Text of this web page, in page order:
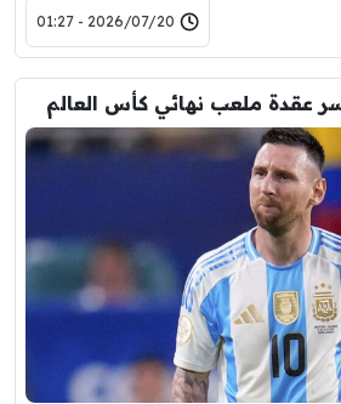
2026/07/20 - 01:27
ملعب نهائي كأس العالم